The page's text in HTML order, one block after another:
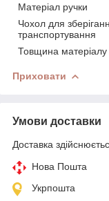
Матеріал ручки
Чохол для
транспортування
Товщина матеріалу
Приховати
Умови доставки
Доставка
Нова Пошта
Укрпошта